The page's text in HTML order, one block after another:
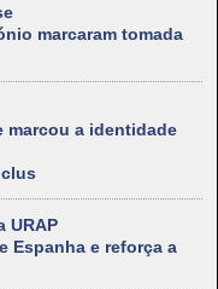
marcaram tomada
marcou a identidade
URAP
Espanha e reforça a